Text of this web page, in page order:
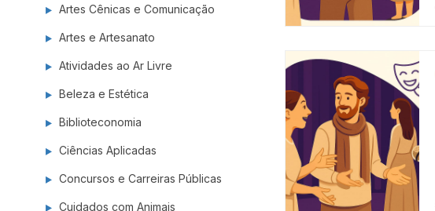
Artes Cênicas e Comunicação
Artes e Artesanato
Atividades ao Ar Livre
Beleza e Estética
Biblioteconomia
Ciências Aplicadas
Concursos e Carreiras Públicas
Cuidados com Animais